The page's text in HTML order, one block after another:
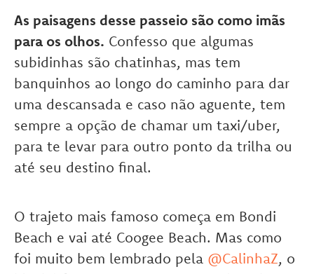
As paisagens desse passeio são como imãs
para os olhos. Confesso que algumas
subidinhas são chatinhas, mas tem
banquinhos ao longo do caminho para dar
uma descansada e caso não aguente, tem
sempre a opção de chamar um taxi/uber,
para te levar para outro ponto da trilha ou
até seu destino final.
O trajeto mais famoso começa em Bondi
Beach e vai até Coogee Beach. Mas como
foi muito bem lembrado pela @CalinhaZ, o